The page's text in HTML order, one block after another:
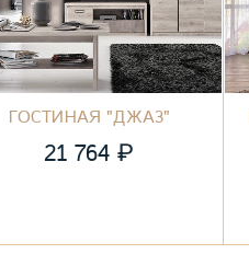
ГОСТИНАЯ "ДЖАЗ"
21 764₽